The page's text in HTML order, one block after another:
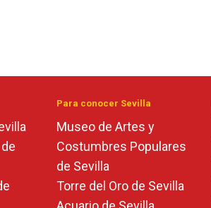
Para conocer Sevilla
Museo de Artes y
Costumbres Populares
de Sevilla
Torre del Oro de Sevilla